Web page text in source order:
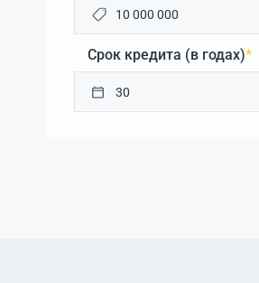
Срок кредита (в годах)*